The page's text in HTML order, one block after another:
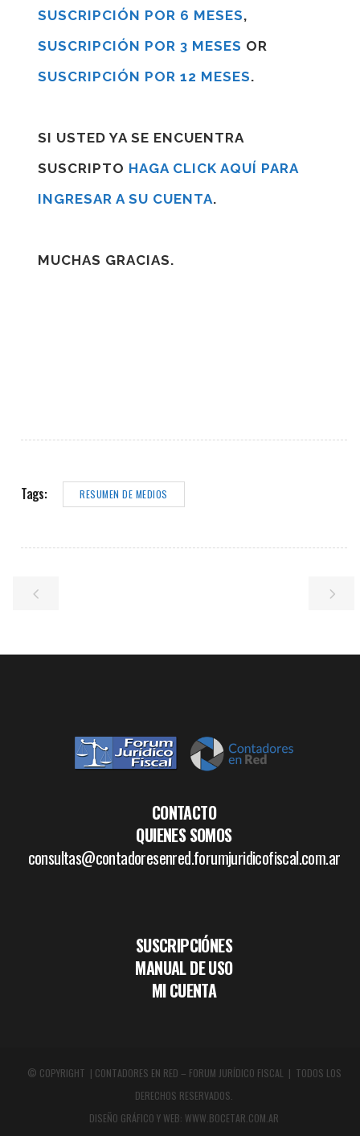
SUSCRIPCIÓN POR 6 MESES,
SUSCRIPCIÓN POR 3 MESES OR
SUSCRIPCIÓN POR 12 MESES.
SI USTED YA SE ENCUENTRA
SUSCRIPTO HAGA CLICK AQUÍ PARA
INGRESAR A SU CUENTA.
MUCHAS GRACIAS.
Tags: RESUMEN DE MEDIOS
CONTACTO
QUIENES SOMOS
consultas@contadoresenred.forumjuridicofiscal.com.ar
SUSCRIPCIÓNES
MANUAL DE USO
MI CUENTA
© COPYRIGHT | CONTADORES EN RED – FORUM JURÍDICO FISCAL | TODOS LOS
DERECHOS RESERVADOS.
DISEÑO GRÁFICO Y WEB: WWW.BOCETAR.COM.AR